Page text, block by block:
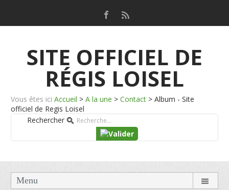
SITE OFFICIEL DE
RÉGIS LOISEL
Vous êtes ici Accueil > A la une > Contact > Album - Site
officiel de Regis Loisel
Rechercher
Menu